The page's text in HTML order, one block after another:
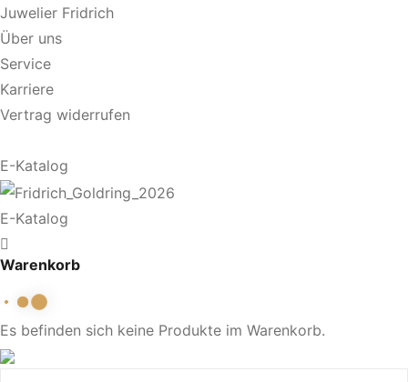
Juwelier Fridrich
Über uns
Service
Karriere
Vertrag widerrufen
E-Katalog
E-Katalog
Warenkorb
Es befinden sich keine Produkte im Warenkorb.